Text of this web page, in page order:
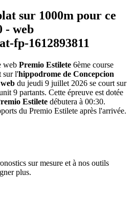
sur 1000m pour ce
- web
web Premio Estilete 6ème course
sur l'hippodrome de Concepcion
web du jeudi 9 juillet 2026 se court sur
9 partants. Cette épreuve est dotée
Estilete débutera à 00:30.
du Premio Estilete après l'arrivée.
sur mesure et à nos outils
plus.